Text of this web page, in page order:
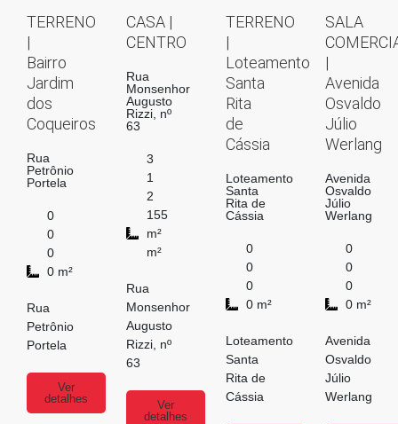
TERRENO
|
Bairro
Jardim
dos
Coqueiros
Rua
Petrônio
Portela
0
0
0
0 m²
Rua
Petrônio
Portela
Ver
detalhes
CASA |
CENTRO
Rua
Monsenhor
Augusto
Rizzi, nº
63
3
1
2
155
m²
m²
Rua
Monsenhor
Augusto
Rizzi, nº
63
Ver
detalhes
TERRENO
|
Loteamento
Santa
Rita
de
Cássia
Loteamento
Santa
Rita de
Cássia
0
0
0
0 m²
Loteamento
Santa
Rita de
Cássia
SALA
|
Avenida
Osvaldo
Júlio
Werlang
Avenida
Osvaldo
Júlio
Werlang
0
0
0
0 m²
Avenida
Osvaldo
Júlio
Werlang